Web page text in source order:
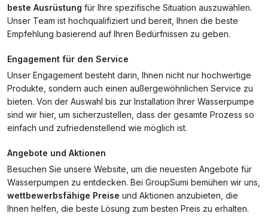
beste Ausrüstung für Ihre spezifische Situation auszuwählen.
Unser Team ist hochqualifiziert und bereit, Ihnen die beste
Empfehlung basierend auf Ihren Bedürfnissen zu geben.
Engagement für den Service
Unser Engagement besteht darin, Ihnen nicht nur hochwertige
Produkte, sondern auch einen außergewöhnlichen Service zu
bieten. Von der Auswahl bis zur Installation Ihrer Wasserpumpe
sind wir hier, um sicherzustellen, dass der gesamte Prozess so
einfach und zufriedenstellend wie möglich ist.
Angebote und Aktionen
Besuchen Sie unsere Website, um die neuesten Angebote für
Wasserpumpen zu entdecken. Bei GroupSumi bemühen wir uns,
wettbewerbsfähige Preise und Aktionen anzubieten, die
Ihnen helfen, die beste Lösung zum besten Preis zu erhalten.